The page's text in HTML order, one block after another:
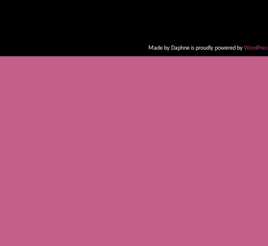
Made by Daphne is proudly powered by